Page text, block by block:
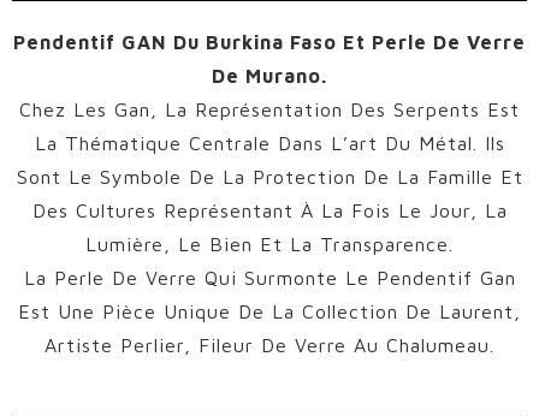
Pendentif GAN Du Burkina Faso Et Perle De Verre
De Murano.
Chez Les Gan, La Représentation Des Serpents Est
La Thématique Centrale Dans L’art Du Métal. Ils
Sont Le Symbole De La Protection De La Famille Et
Des Cultures Représentant À La Fois Le Jour, La
Lumière, Le Bien Et La Transparence.
La Perle De Verre Qui Surmonte Le Pendentif Gan
Est Une Pièce Unique De La Collection De Laurent,
Artiste Perlier, Fileur De Verre Au Chalumeau.